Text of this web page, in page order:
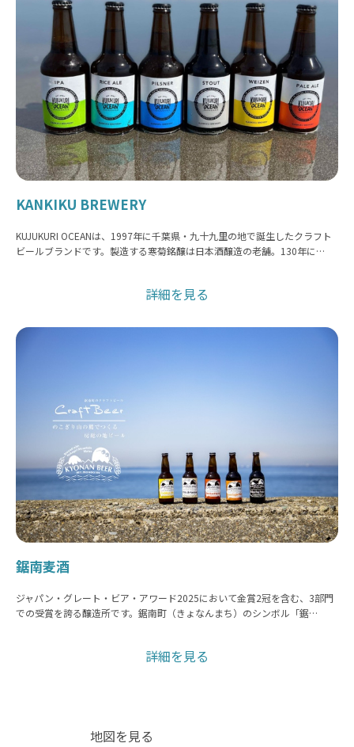
KANKIKU BREWERY
KUJUKURI OCEANは、1997年に千葉県・九十九里の地で誕生したクラフト
ビールブランドです。製造する寒菊銘醸は日本酒醸造の老舗。130年に…
詳細を見る
鋸南麦酒
ジャパン・グレート・ビア・アワード2025において金賞2冠を含む、3部門
での受賞を誇る醸造所です。鋸南町（きょなんまち）のシンボル「鋸…
詳細を見る
地図を見る